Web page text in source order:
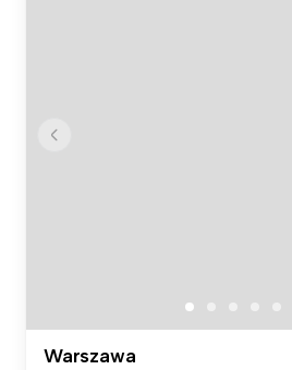
Warszawa